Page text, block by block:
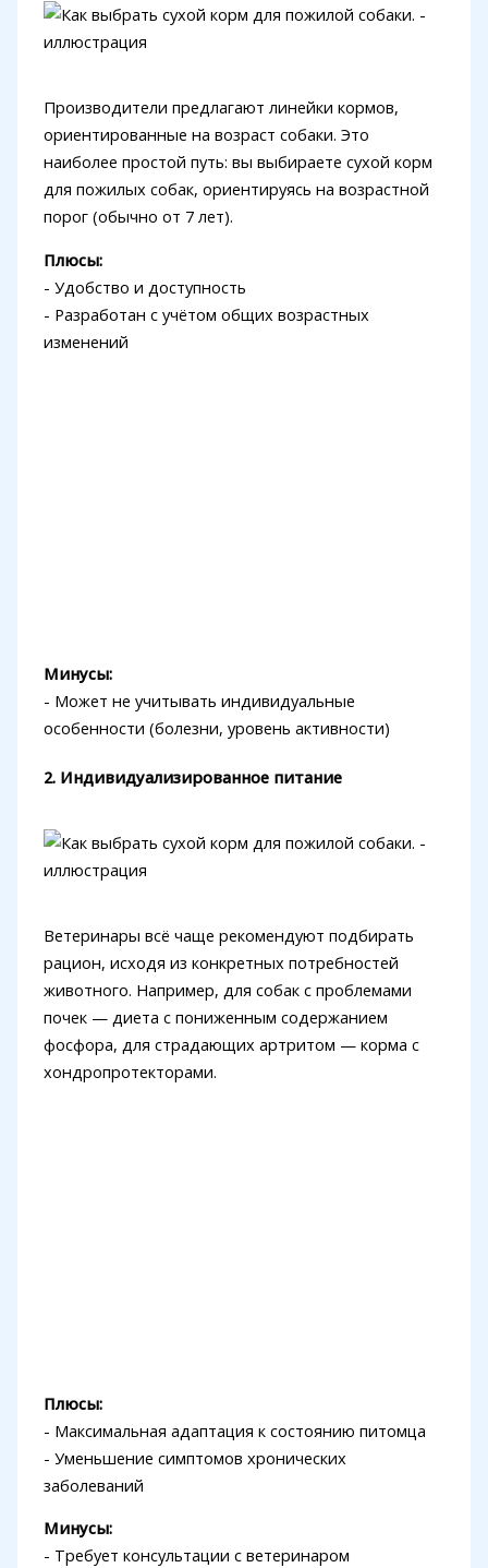
Производители предлагают линейки кормов,
ориентированные на возраст собаки. Это
наиболее простой путь: вы выбираете сухой корм
для пожилых собак, ориентируясь на возрастной
порог (обычно от 7 лет).
Плюсы:
- Удобство и доступность
- Разработан с учётом общих возрастных
изменений
Минусы:
- Может не учитывать индивидуальные
особенности (болезни, уровень активности)
2. Индивидуализированное питание
Ветеринары всё чаще рекомендуют подбирать
рацион, исходя из конкретных потребностей
животного. Например, для собак с проблемами
почек — диета с пониженным содержанием
фосфора, для страдающих артритом — корма с
хондропротекторами.
Плюсы:
- Максимальная адаптация к состоянию питомца
- Уменьшение симптомов хронических
заболеваний
Минусы:
- Требует консультации с ветеринаром